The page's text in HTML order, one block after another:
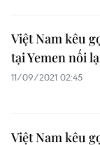
Việt Nam kêu
tại Yemen nối
11/09/2021 02:45
Việt Nam kêu